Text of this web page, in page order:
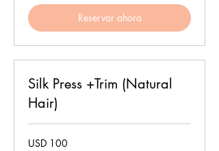
Reservar ahora
Silk Press +Trim (Natural
Hair)
100
dólares
USD 100